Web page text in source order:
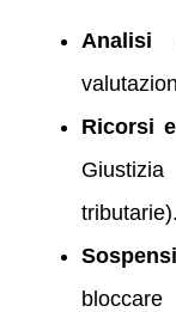
Analisi
Ricorsi
tributarie).